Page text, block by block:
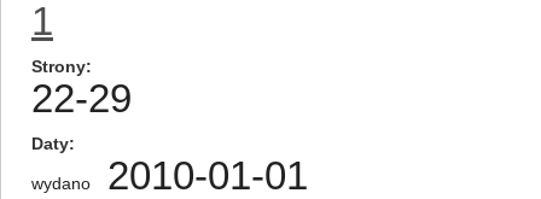
1
Strony
22-29
Daty
wydano 2010-01-01